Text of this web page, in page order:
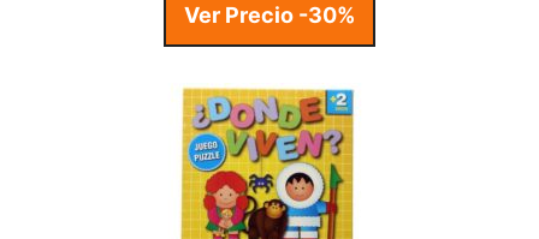
Ver Precio -30%